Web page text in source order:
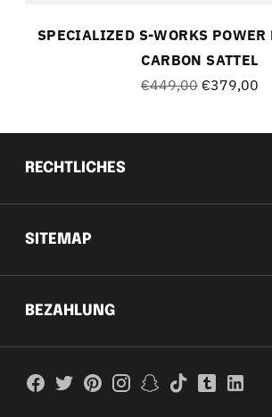
SPECIALIZED S-WORKS POWER
CARBON SATTEL
Regulärer
€449,00 €379,00
RECHTLICHES
SITEMAP
BEZAHLUNG